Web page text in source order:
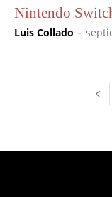
Nintendo
Luis Collado -